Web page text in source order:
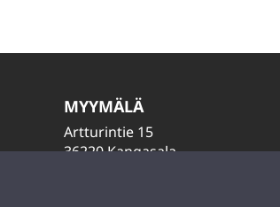
MYYMÄLÄ
Artturintie 15
36220 Kangasala